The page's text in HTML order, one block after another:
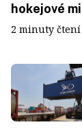
hokejové
2 minuty čtení